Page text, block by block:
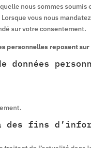
nous sommes
vous nous
sur votre consentement.
personnelles reposent
données
des fins